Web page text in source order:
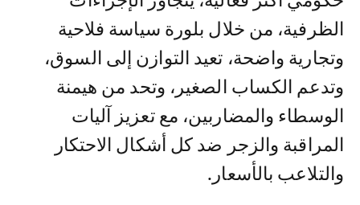
الظرفية، من خلال بلورة سياسة فلاحية
وتجارية واضحة، تعيد التوازن إلى السوق،
وتدعم الكساب الصغير، وتحد من هيمنة
الوسطاء والمضاربين، مع تعزيز آليات
المراقبة والزجر ضد كل أشكال الاحتكار
والتلاعب بالأسعار.